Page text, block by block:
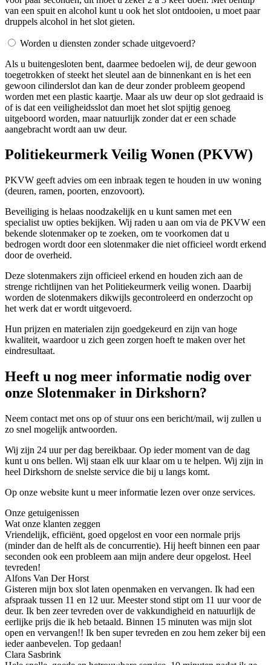
van een spuit en alcohol kunt u ook het slot ontdooien, u moet paar
druppels alcohol in het slot gieten.
Worden u diensten zonder schade uitgevoerd?
Als u buitengesloten bent, daarmee bedoelen wij, de deur gewoon
toegetrokken of steekt het sleutel aan de binnenkant en is het een
gewoon cilinderslot dan kan de deur zonder probleem geopend
worden met een plastic kaartje. Maar als uw deur op slot gedraaid is
of is dat een veiligheidsslot dan moet het slot spijtig genoeg
uitgeboord worden, maar natuurlijk zonder dat er een schade
aangebracht wordt aan uw deur.
Politiekeurmerk Veilig Wonen (PKVW)
PKVW geeft advies om een inbraak tegen te houden in uw woning
(deuren, ramen, poorten, enzovoort).
Beveiliging is helaas noodzakelijk en u kunt samen met een
specialist uw opties bekijken. Wij raden u aan om via de PKVW een
bekende slotenmaker op te zoeken, om te voorkomen dat u
bedrogen wordt door een slotenmaker die niet officieel wordt erkend
door de overheid.
Deze slotenmakers zijn officieel erkend en houden zich aan de
strenge richtlijnen van het Politiekeurmerk veilig wonen. Daarbij
worden de slotenmakers dikwijls gecontroleerd en onderzocht op
het werk dat er wordt uitgevoerd.
Hun prijzen en materialen zijn goedgekeurd en zijn van hoge
kwaliteit, waardoor u zich geen zorgen hoeft te maken over het
eindresultaat.
Heeft u nog meer informatie nodig over
onze Slotenmaker in Dirkshorn?
Neem contact met ons op of stuur ons een bericht/mail, wij zullen u
zo snel mogelijk antwoorden.
Wij zijn 24 uur per dag bereikbaar. Op ieder moment van de dag
kunt u ons bellen. Wij staan elk uur klaar om u te helpen. Wij zijn in
heel Dirkshorn de snelste service die bij u langs komt.
Op onze website kunt u meer informatie lezen over onze services.
Onze getuigenissen
Wat onze klanten zeggen
Vriendelijk, efficiënt, goed opgelost en voor een normale prijs
(minder dan de helft als de concurrentie). Hij heeft binnen een paar
seconden ook een probleem aan mijn andere deur opgelost. Heel
tevreden!
Alfons Van Der Horst
Gisteren mijn box slot laten openmaken en vervangen. Ik had een
afspraak tussen 11 en 12 uur. Meester stond stipt om 11 uur voor de
deur. Ik ben zeer tevreden over de vakkundigheid en natuurlijk de
eerlijke prijs die ik heb betaald. Binnen 15 minuten was mijn slot
open en vervangen!! Ik ben super tevreden en zou hem zeker bij een
ieder aanbevelen. Top gedaan!
Clara Sasbrink